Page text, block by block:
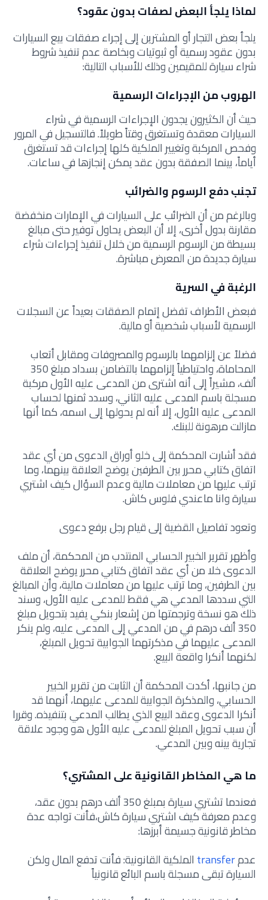
لماذا يلجأ البعض لصفات بدون عقود؟
يلجأ بعض التجار أو المشترين إلى إجراء صفقات بيع السيارات
بدون عقود رسمية أو ثبوتيات وبخاصة عدم تنفيذ شروط
شراء سيارة للمقيمين وذلك للأسباب التالية:
الهروب من الإجراءات الرسمية
حيث أن الكثيرون يجدون الإجراءات الرسمية في شراء
السيارات معقدة وتستغرق وقتاً طويلاً. فالتسجيل في المرور
وفحص المركبة وتغيير الملكية كلها إجراءات قد تستغرق
أياماً، بينما الصفقة بدون عقد يمكن إنجازها في ساعات.
تجنب دفع الرسوم والضرائب
وبالرغم من أن الضرائب على السيارات في الإمارات منخفضة
مقارنة بدول أخرى، إلا أن البعض يحاول توفير حتى مبالغ
بسيطة من الرسوم الرسمية من خلال تنفيذ إجراءات شراء
سيارة جديدة من المعرض مباشرة.
الرغبة في السرية
فبعض الأطراف تفضل إتمام الصفقات بعيداً عن السجلات
الرسمية لأسباب شخصية أو مالية.
فضلاً عن إلزامهما بالرسوم والمصروفات ومقابل أتعاب
المحاماة، واحتياطياً إلزامهما بالتضامن بسداد مبلغ 350
ألف، مشيراً إلى أنه اشترى من المدعى عليه الأول مركبة
مسجلة باسم المدعى عليه الثاني، وسدد ثمنها لحساب
المدعى عليه الأول، إلا أنه لم يحولها إلى اسمه، كما أنها
مازالت مرهونة للبنك.
فقد أشارت المحكمة إلى خلو أوراق الدعوى من أي عقد
اتفاق كتابي محرر بين الطرفين يوضح العلاقة بينهما، وما
ترتب عليها من معاملات مالية وعدم السؤال كيف اشتري
سيارة وانا ماعندي فلوس كاش.
وتعود تفاصيل القضية إلى قيام رجل برفع دعوى
وأظهر تقرير الخبير الحسابي المنتدب من المحكمة، أن ملف
الدعوى خلا من أي عقد اتفاق كتابي محرر يوضح العلاقة
بين الطرفين، وما ترتب عليها من معاملات مالية، وأن المبالغ
التي سددها المدعي هي فقط للمدعى ‏عليه الأول، وسند
ذلك هو نسخة وترجمتها من إشعار بنكي يفيد بتحويل مبلغ
350 ألف درهم في من المدعي إلى المدعى عليه، ولم ينكر
المدعى عليهما في مذكرتهما الجوابية تحويل المبلغ،
لكنهما أنكرا واقعة البيع.
من جانبها، أكدت المحكمة أن الثابت من تقرير الخبير
الحسابي، والمذكرة الجوابية للمدعى عليهما، أنهما قد
أنكرا الدعوى وعقد البيع الذي يطالب المدعي بتنفيذه. وقررا
أن سبب تحويل المبلغ للمدعى عليه الأول هو وجود علاقة
تجارية بينه وبين المدعي.
ما هي المخاطر القانونية على المشتري؟
فعندما تشتري سيارة بمبلغ 350 ألف درهم بدون عقد،
وعدم معرفة كيف اشتري سيارة كاش،فأنت تواجه عدة
مخاطر قانونية جسيمة أبرزها:
عدمtransfer الملكية القانونية: فأنت تدفع المال ولكن
السيارة تبقى مسجلة باسم البائع قانونياً